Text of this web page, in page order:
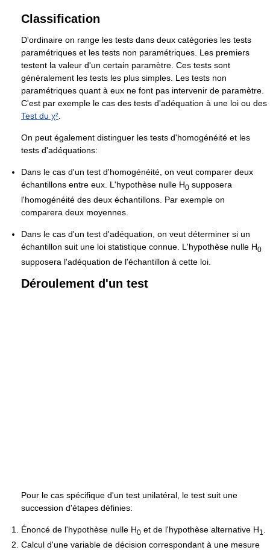
Classification
D'ordinaire on range les tests dans deux catégories les tests
paramétriques et les tests non paramétriques. Les premiers
testent la valeur d'un certain paramètre. Ces tests sont
généralement les tests les plus simples. Les tests non
paramétriques quant à eux ne font pas intervenir de paramètre.
C'est par exemple le cas des tests d'adéquation à une loi ou des
Test du χ²
On peut également distinguer les tests d'homogénéité et les
tests d'adéquations:
Dans le cas d'un test d'homogénéité, on veut comparer deux
échantillons entre eux. L'hypothèse nulle H0 supposera
l'homogénéité des deux échantillons. Par exemple on
comparera deux moyennes.
Dans le cas d'un test d'adéquation, on veut déterminer si un
échantillon suit une loi statistique connue. L'hypothèse nulle H0
supposera l'adéquation de l'échantillon à cette loi.
Déroulement d'un test
Pour le cas spécifique d'un test unilatéral, le test suit une
succession d'étapes définies:
Énoncé de l'hypothèse nulle H0 et de l'hypothèse alternative H1
Calcul d'une variable de décision correspondant à une mesure